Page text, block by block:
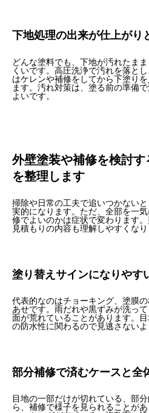
下地処理の出来が仕上がり
どんな塗料でも、下地が汚れたま
くいです。高圧洗浄で汚れを落と
はケレンや補修をしてから下塗り
ます。汚れ対策は、塗る前の準備
よいです。
外壁塗装や補修を検討
を整理します
掃除や日常の工夫で追いつかない
実的になります。ただ、全部を一
修でよいのかは症状で変わります
見積もりの内容も理解しやすくなり
塗り替えサインになりやす
代表的なのはチョーキング、塗膜
あせです。雨だれや黒ずみが洗っ
面が荒れていることがあります。
の防水性に関わるので見逃さない
部分補修で済むケースと全
目地の一部だけが切れている、部
ら、補修で様子を見られることが